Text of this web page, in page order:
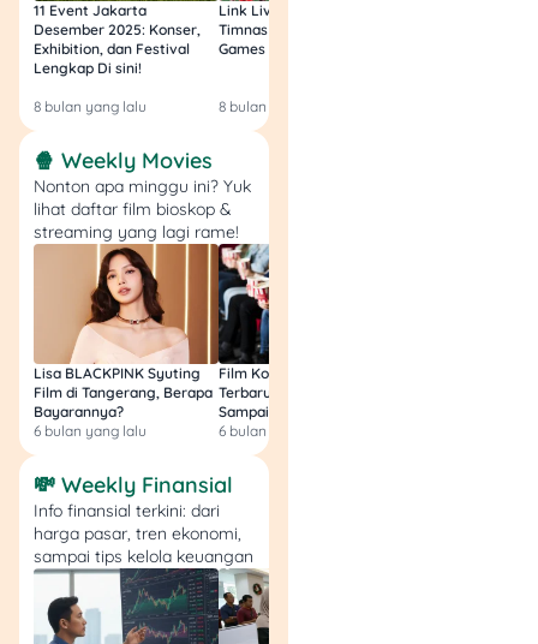
11 Event Jakarta
Desember 2025: Konser,
Exhibition, dan Festival
Lengkap Di sini!
8 bulan yang lalu
Link Live Streaming
Timnas vs Filipina SEA
Games Malam Ini, Gratis!
8 bulan yang lalu
🍿 Weekly Movies
Nonton apa minggu ini? Yuk
lihat daftar film bioskop &
streaming yang lagi rame!
Lisa BLACKPINK Syuting
Film di Tangerang, Berapa
Bayarannya?
6 bulan yang lalu
Film Komedi Indonesia
Terbaru 2026, Siap Ngakak
Sampai Sakit Perut!
6 bulan yang lalu
💸 Weekly Finansial
Info finansial terkini: dari
harga pasar, tren ekonomi,
sampai tips kelola keuangan